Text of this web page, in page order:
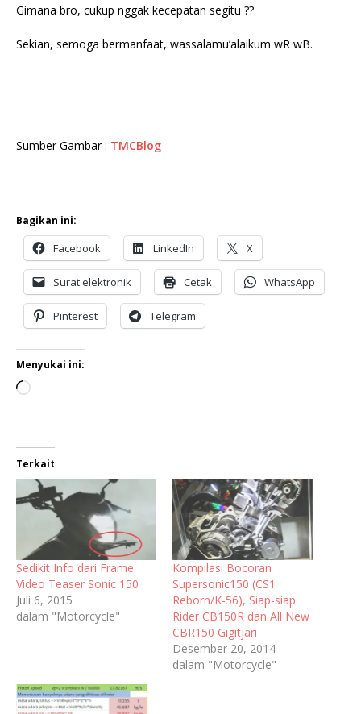
Gimana bro, cukup nggak kecepatan segitu ??
Sekian, semoga bermanfaat, wassalamu’alaikum wR wB.
Sumber Gambar : TMCBlog
Bagikan ini:
Facebook LinkedIn X
Surat elektronik Cetak WhatsApp
Pinterest Telegram
Menyukai ini:
Terkait
Sedikit Info dari Frame
Video Teaser Sonic 150
Juli 6, 2015
dalam "Motorcycle"
Kompilasi Bocoran
Supersonic150 (CS1
Reborn/K-56), Siap-siap
Rider CB150R dan All New
CBR150 Gigitjari
Desember 20, 2014
dalam "Motorcycle"